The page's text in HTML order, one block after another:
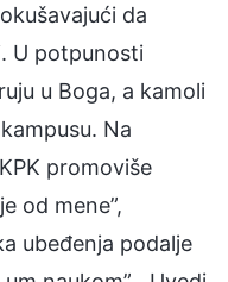
da
U potpunosti
u Boga, a kamoli
Na
promoviše
od mene”,
ubeđenja podalje